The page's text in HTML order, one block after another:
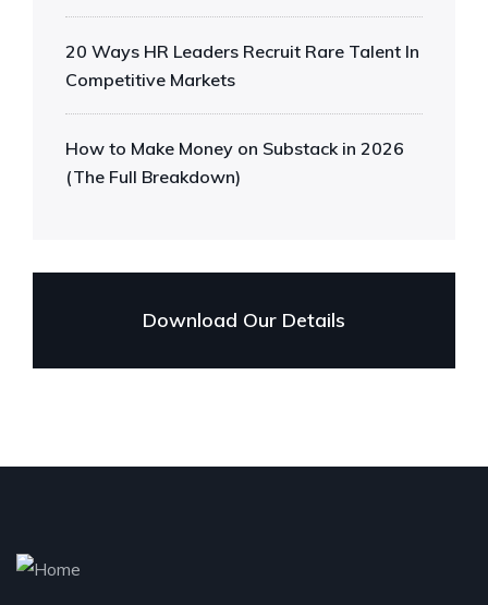
20 Ways HR Leaders Recruit Rare Talent In
Competitive Markets
How to Make Money on Substack in 2026
(The Full Breakdown)
Download Our Details